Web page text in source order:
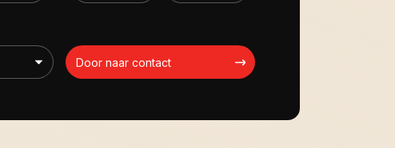
Door naar contact